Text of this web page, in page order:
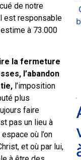
de notre
est responsable
à 73.000
la fermeture
l’abandon
l’imposition
plus
faire
pas un lieu à
où l’on
et où par lui,